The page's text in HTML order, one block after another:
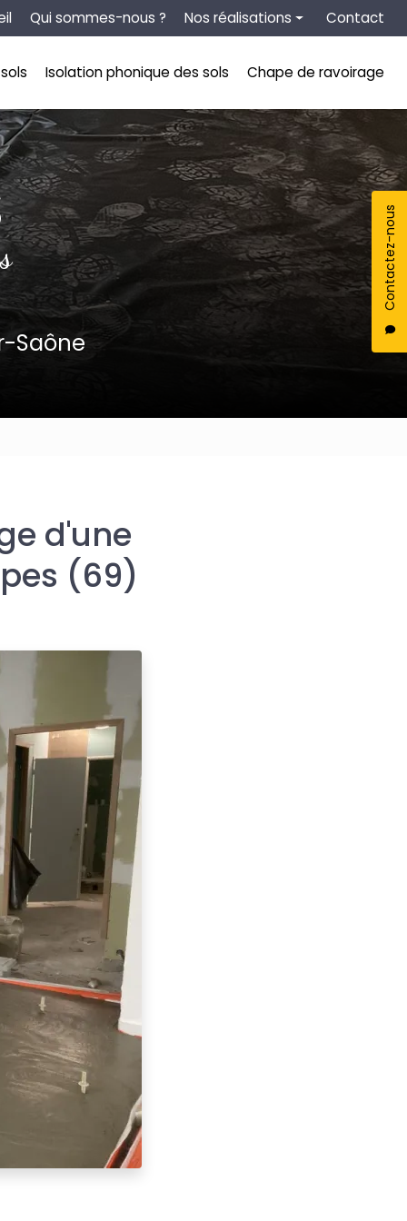
secondaire
Qui sommes-nous ?
Nos réalisations
Isolation thermique des sols
Isolation phonique des sols
Chape de ravoirage
Contact
Contactez-nous
Isolation phonique des sols Chape de ravoirage
Saône
d'une
(69)